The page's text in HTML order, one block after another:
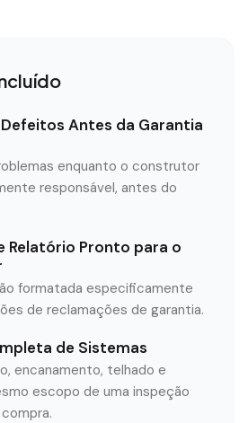
Antes da Garantia
enquanto o construtor
responsável, antes do
Relatório Pronto para o
formatada especificamente
de reclamações de garantia.
de Sistemas
encanamento, telhado e
escopo de uma inspeção